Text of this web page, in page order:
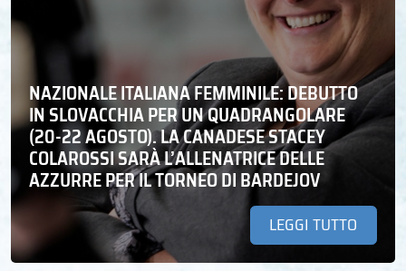
NAZIONALE ITALIANA FEMMINILE: DEBUTTO
IN SLOVACCHIA PER UN QUADRANGOLARE
(20-22 AGOSTO). LA CANADESE STACEY
COLAROSSI SARÀ L’ALLENATRICE DELLE
AZZURRE PER IL TORNEO DI BARDEJOV
LEGGI TUTTO